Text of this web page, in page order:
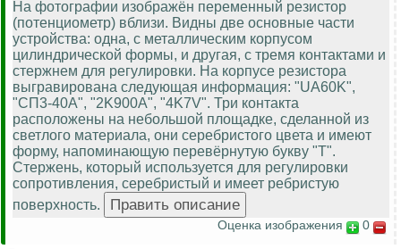
На фотографии изображён переменный резистор
(потенциометр) вблизи. Видны две основные части
устройства: одна, с металлическим корпусом
цилиндрической формы, и другая, с тремя контактами и
стержнем для регулировки. На корпусе резистора
выгравирована следующая информация: "UA60K",
"СП3-40А", "2K900A", "4K7V". Три контакта
расположены на небольшой площадке, сделанной из
светлого материала, они серебристого цвета и имеют
форму, напоминающую перевёрнутую букву "Т".
Стержень, который используется для регулировки
сопротивления, серебристый и имеет ребристую
поверхность.
Оценка изображения 0